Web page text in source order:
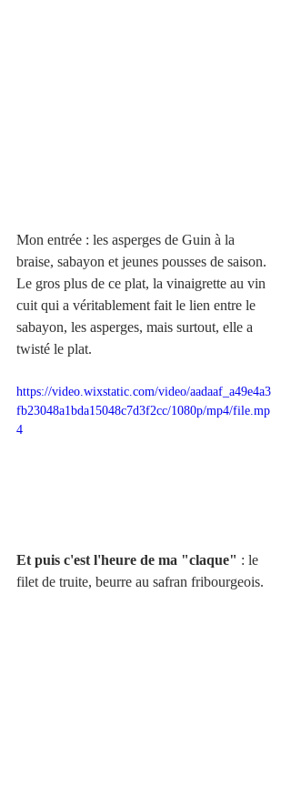
Mon entrée : les asperges de Guin à la
braise, sabayon et jeunes pousses de saison.
Le gros plus de ce plat, la vinaigrette au vin
cuit qui a véritablement fait le lien entre le
sabayon, les asperges, mais surtout, elle a
twisté le plat.
https://video.wixstatic.com/video/aadaaf_a49e4a3
fb23048a1bda15048c7d3f2cc/1080p/mp4/file.mp
4
Et puis c'est l'heure de ma "claque" : le
filet de truite, beurre au safran fribourgeois.